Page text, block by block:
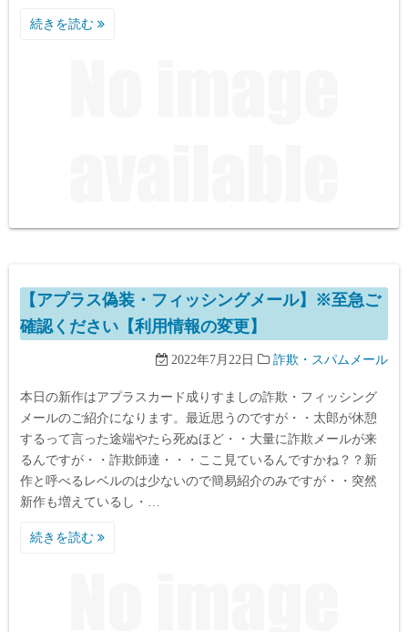
続きを読む
【アプラス偽装・フィッシングメール】※至急ご
確認ください【利用情報の変更】
2022年7月22日 詐欺・スパムメール
本日の新作はアプラスカード成りすましの詐欺・フィッシング
メールのご紹介になります。最近思うのですが・・太郎が休憩
するって言った途端やたら死ぬほど・・大量に詐欺メールが来
るんですが・・詐欺師達・・・ここ見ているんですかね？？新
作と呼べるレベルのは少ないので簡易紹介のみですが・・突然
新作も増えているし・…
続きを読む